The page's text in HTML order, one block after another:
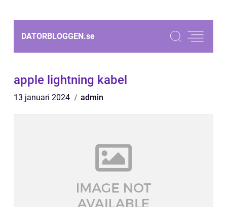
DATORBLOGGEN.se
apple lightning kabel
13 januari 2024 admin